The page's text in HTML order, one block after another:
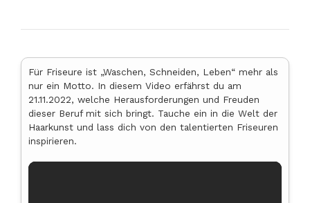
Für Friseure ist „Waschen, Schneiden, Leben“ mehr als
nur ein Motto. In diesem Video erfährst du am
21.11.2022, welche Herausforderungen und Freuden
dieser Beruf mit sich bringt. Tauche ein in die Welt der
Haarkunst und lass dich von den talentierten Friseuren
inspirieren.